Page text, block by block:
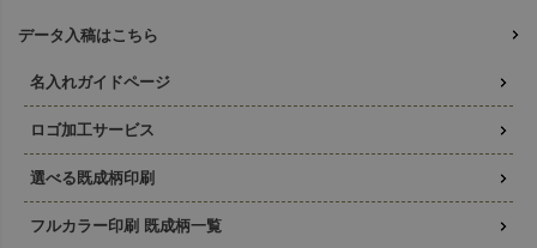
データ入稿はこちら
名入れガイドページ
ロゴ加工サービス
選べる既成柄印刷
フルカラー印刷 既成柄一覧